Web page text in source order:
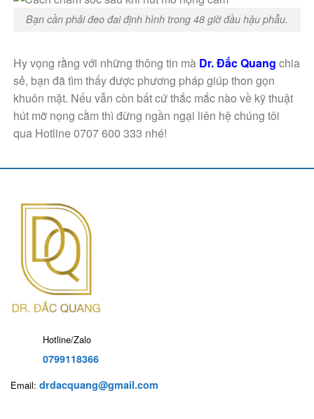
Bạn cần phải đeo đai định hình trong 48 giờ đầu hậu phẫu.
Hy vọng rằng với những thông tin mà Dr. Đắc Quang chia
sẻ, bạn đã tìm thấy được phương pháp giúp thon gọn
khuôn mặt. Nếu vẫn còn bất cứ thắc mắc nào vềkỹ thuật
hút mỡ nọng cằm thì đừng ngần ngại liên hệ chúng tôi
qua Hotline 0707 600 333 nhé!
Hotline/Zalo
0799118366
Email: drdacquang@gmail.com